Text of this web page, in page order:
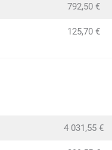
792,50 €
125,70 €
4 031,55 €